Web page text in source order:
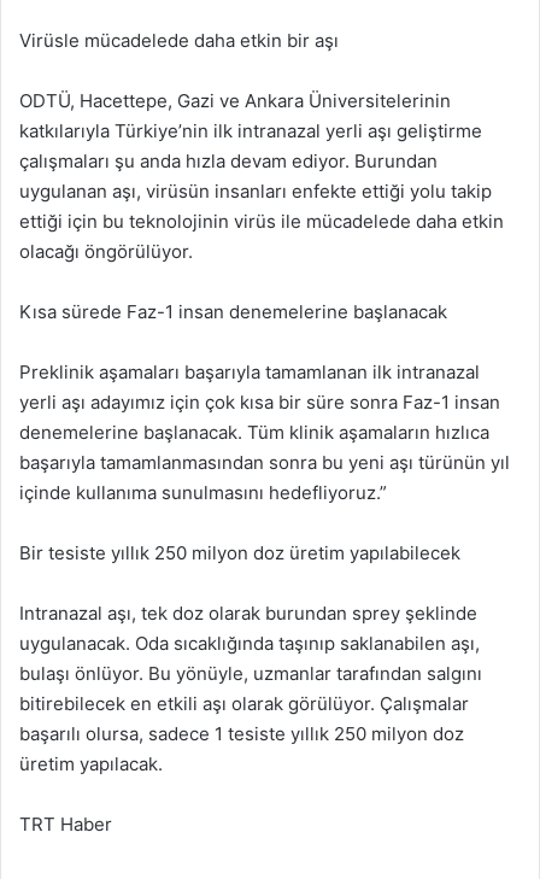
Virüsle mücadelede daha etkin bir aşı
ODTÜ, Hacettepe, Gazi ve Ankara Üniversitelerinin
katkılarıyla Türkiye’nin ilk intranazal yerli aşı geliştirme
çalışmaları şu anda hızla devam ediyor. Burundan
uygulanan aşı, virüsün insanları enfekte ettiği yolu takip
ettiği için bu teknolojinin virüs ile mücadelede daha etkin
olacağı öngörülüyor.
Kısa sürede Faz-1 insan denemelerine başlanacak
Preklinik aşamaları başarıyla tamamlanan ilk intranazal
yerli aşı adayımız için çok kısa bir süre sonra Faz-1 insan
denemelerine başlanacak. Tüm klinik aşamaların hızlıca
başarıyla tamamlanmasından sonra bu yeni aşı türünün yıl
içinde kullanıma sunulmasını hedefliyoruz.”
Bir tesiste yıllık 250 milyon doz üretim yapılabilecek
Intranazal aşı, tek doz olarak burundan sprey şeklinde
uygulanacak. Oda sıcaklığında taşınıp saklanabilen aşı,
bulaşı önlüyor. Bu yönüyle, uzmanlar tarafından salgını
bitirebilecek en etkili aşı olarak görülüyor. Çalışmalar
başarılı olursa, sadece 1 tesiste yıllık 250 milyon doz
üretim yapılacak.
TRT Haber